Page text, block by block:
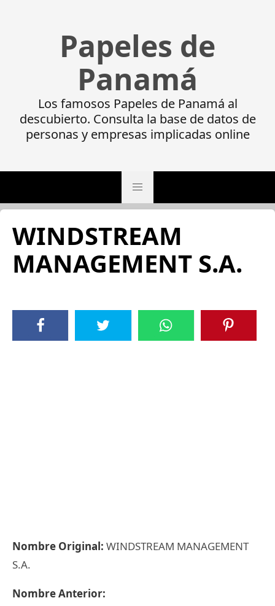
Papeles de
Panamá
Los famosos Papeles de Panamá al
descubierto. Consulta la base de datos de
personas y empresas implicadas online
WINDSTREAM
MANAGEMENT S.A.
Nombre Original: WINDSTREAM MANAGEMENT
S.A.
Nombre Anterior: